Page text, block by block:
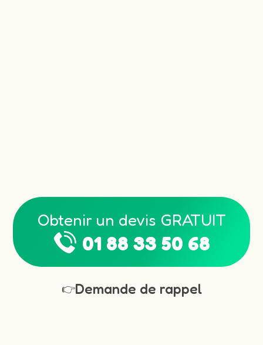
Obtenir un devis GRATUIT
01 88 33 50 68
👉Demande de rappel